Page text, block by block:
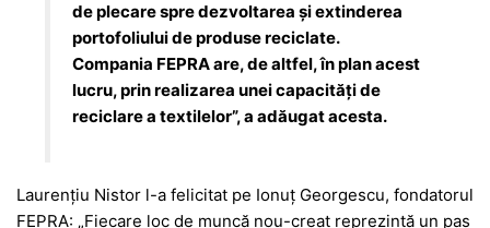
de plecare spre dezvoltarea și extinderea
portofoliului de produse reciclate.
Compania FEPRA are, de altfel, în plan acest
lucru, prin realizarea unei capacități de
reciclare a textilelor”, a adăugat acesta.
Laurențiu Nistor l-a felicitat pe Ionuț Georgescu, fondatorul
FEPRA: „Fiecare loc de muncă nou-creat reprezintă un pas